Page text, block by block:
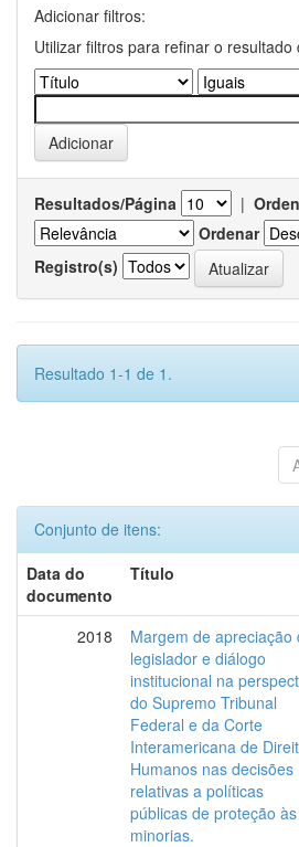
Adicionar filtros:
Utilizar filtros para refinar o resultado
Resultados/Página |
Ordenar
Registro(s)
Resultado 1-1 de 1.
Conjunto de itens:
Data do
documento
Título
2018
Margem de apreciação
legislador e diálogo
institucional na
do Supremo Tribunal
Federal e da Corte
Interamericana de
Humanos nas decisões
relativas a políticas
públicas de proteção às
minorias.